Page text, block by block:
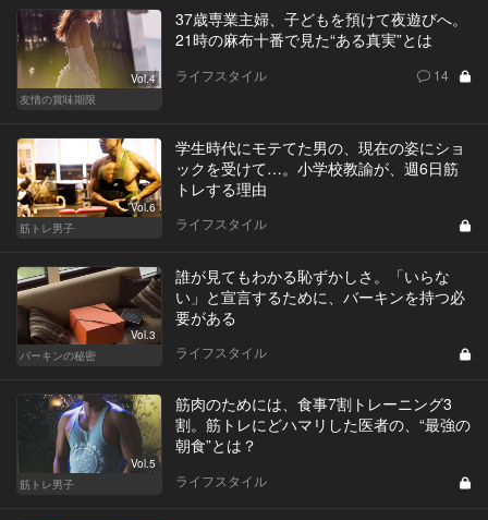
Vol.4
友情の賞味期限
37歳専業主婦、子どもを預けて夜遊びへ。
21時の麻布十番で見た“ある真実”とは
ライフスタイル 14
Vol.6
筋トレ男子
学生時代にモテてた男の、現在の姿にショ
ックを受けて…。小学校教諭が、週6日筋
トレする理由
ライフスタイル
Vol.3
バーキンの秘密
誰が見てもわかる恥ずかしさ。「いらな
い」と宣言するために、バーキンを持つ必
要がある
ライフスタイル
Vol.5
筋トレ男子
筋肉のためには、食事7割トレーニング3
割。筋トレにどハマリした医者の、“最強の
朝食”とは？
ライフスタイル